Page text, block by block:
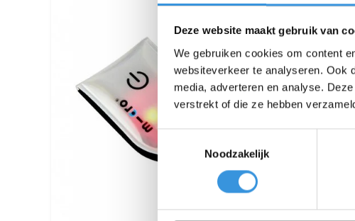
Deze website maakt gebruik van
We gebruiken cookies om content
websiteverkeer te analyseren. Ook
media, adverteren en analyse.
verstrekt of die ze hebben
Noodzakelijk